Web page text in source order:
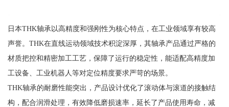
日本THK轴承以高精度和强刚性为核心特点，在工业领域享有较高
声誉。THK在直线运动领域技术积淀深厚，其轴承产品通过严格的
材质把控和精密加工工艺，保障了运行的稳定性，能适配高精度加
工设备、工业机器人等对定位精度要求严苛的场景。
THK轴承的耐磨性能突出，产品设计优化了滚动体与滚道的接触结
构，配合润滑处理，有效降低磨损速率，延长了产品使用寿命，减